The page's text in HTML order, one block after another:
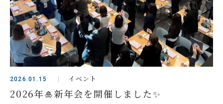
2026.01.15 イベント
2026年🎍新年会を開催しました✨